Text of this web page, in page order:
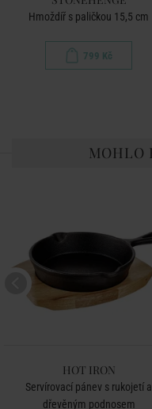
Hmoždíř s paličkou 15,5 cm
799 Kč
MOHLO
HOT IRON
Servírovací pánev s rukojetí a
dřevěným podnosem